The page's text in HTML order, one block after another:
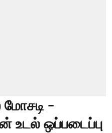
-
உடல் ஒப்படைப்பு